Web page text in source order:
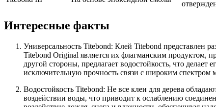
Интересные факты
Универсальность Titebond: Клей Titebond представлен
Titebond Original является их флагманским продуктом,
другой стороны, предлагает водостойкость, что
исключительную прочность связи с широким спектром
Водостойкость Titebond: Не все клеи для дерева
воздействии воды, что приводит к ослаблению